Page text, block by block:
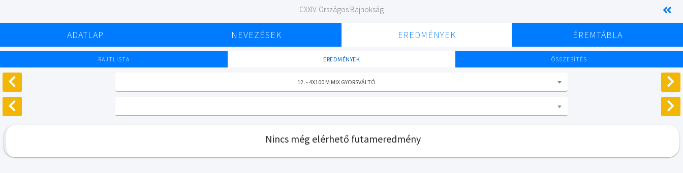
CXXIV. Országos Bajnokság
ADATLAP NEVEZÉSEK EREDMÉNYEK ÉREMTÁBLA
RAJTLISTA EREDMÉNYEK ÖSSZESÍTÉS
12. - 4X100 M MIX GYORSVÁLTÓ
Nincs még elérhető futameredmény